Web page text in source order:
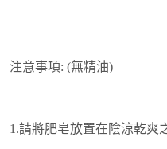
注意事項: (無精油)
1.請將肥皂放置在陰涼乾